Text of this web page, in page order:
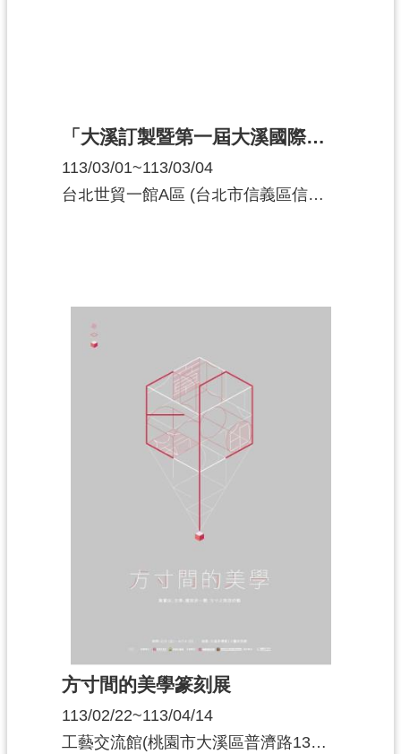
「大溪訂製暨第一屆大溪國際木家具工藝設計競賽得獎作品展」 巡迴展
113/03/01~113/03/04
台北世貿一館A區 (台北市信義區信義路五段5號)A632攤位
方寸間的美學篆刻展
113/02/22~113/04/14
工藝交流館(桃園市大溪區普濟路13巷7號)